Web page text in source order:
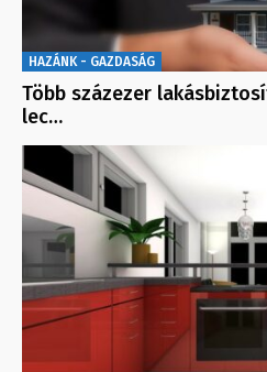
HAZÁNK - GAZDASÁG
Több százezer
lec…